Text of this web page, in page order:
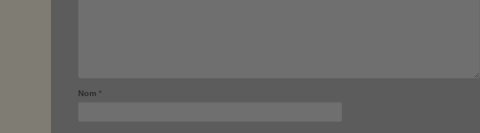
Nom *